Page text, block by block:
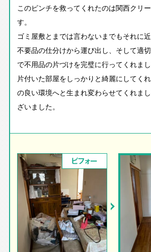
このピンチを救ってくれたのは関西クリ
す。
ゴミ屋敷とまでは言わないまでもそれに
不要品の仕分けから運び出し、そして適
で不用品の片づけを完璧に行ってくれま
片付いた部屋をしっかりと綺麗にしてく
の良い環境へと生まれ変わらせてくれま
ざいました。
ビフォー